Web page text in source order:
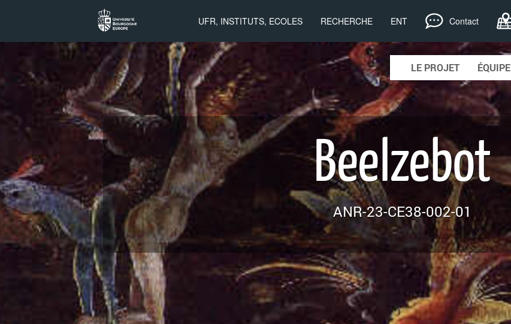
UFR, INSTITUTS, ECOLES RECHERCHE ENT Contact
Projet
Beelzebot
Main menu
Skip to content
LE PROJET ÉQUIPE
Beelzebot
ANR-23-CE38-002-01